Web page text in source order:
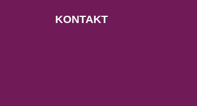
KONTAKT